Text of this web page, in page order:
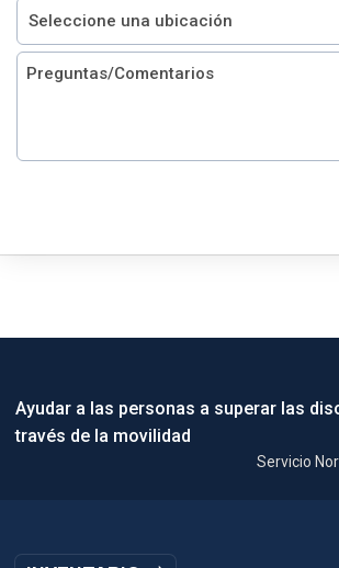
Ayudar a las personas a superar las
través de la movilidad
Servicio